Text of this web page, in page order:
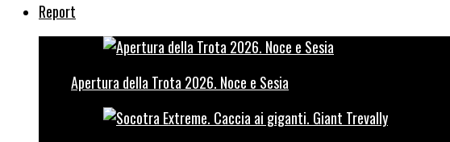
Report
Apertura della Trota 2026. Noce e Sesia